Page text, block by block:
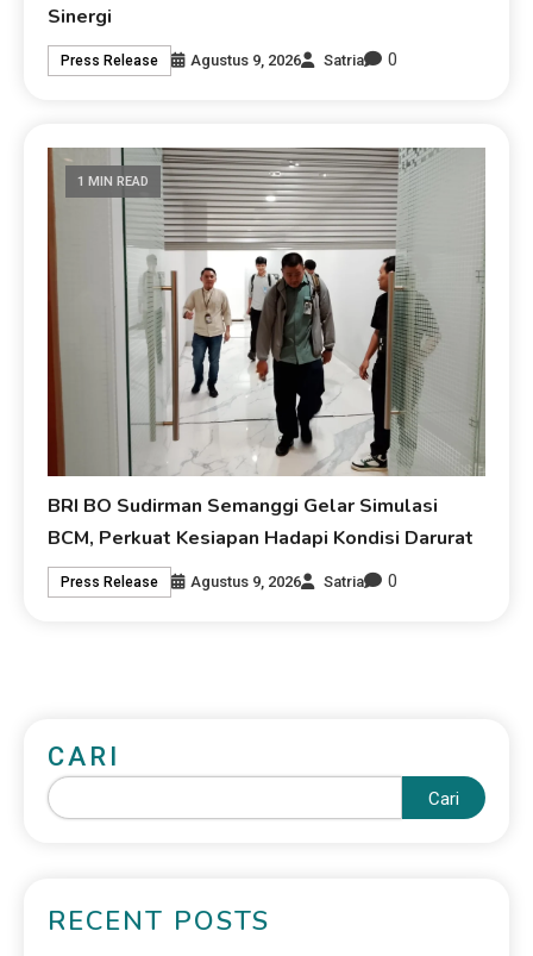
Sinergi
Press Release Agustus 9, 2026 Satria 0
1 MIN READ
BRI BO Sudirman Semanggi Gelar Simulasi
BCM, Perkuat Kesiapan Hadapi Kondisi Darurat
Press Release Agustus 9, 2026 Satria 0
CARI
Cari
RECENT POSTS